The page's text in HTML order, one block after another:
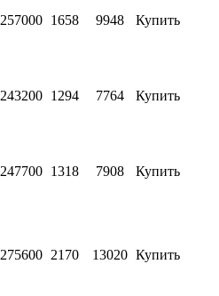
257000 1658 9948 Купить
243200 1294 7764 Купить
247700 1318 7908 Купить
275600 2170 13020 Купить